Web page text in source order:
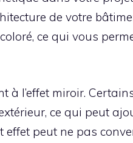
de votre
ce qui vous
à l’effet miroir.
ce qui peut
effet peut ne pas